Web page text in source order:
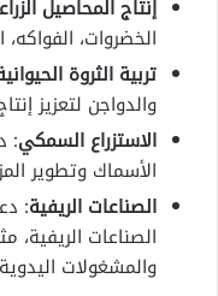
إنتاج المحاصيل
الخضروات،
تربية الثروة
والدواجن لتعزيز
الاستزراع السمكي:
الأسماك وتطوير
الصناعات الريفية:
الصناعات الريفية،
والمشغولات